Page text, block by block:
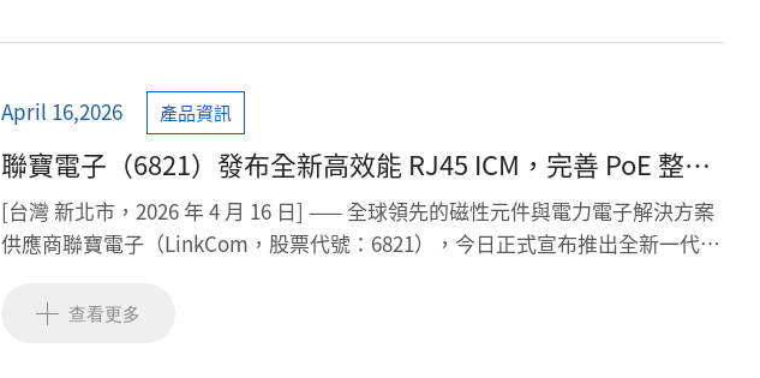
April 16,2026 產品資訊
聯寶電子（6821）發布全新高效能 RJ45 ICM，完善 PoE 整合
生態系，助力 AI 與網通升級
[台灣 新北市，2026 年 4 月 16 日] —— 全球領先的磁性元件與電力電子解決方案
供應商聯寶電子（LinkCom，股票代號：6821），今日正式宣布推出全新一代整
產品線的擴充，更標誌著聯寶電子在 PoE（Power over Ethernet）應用領域已
查看更多